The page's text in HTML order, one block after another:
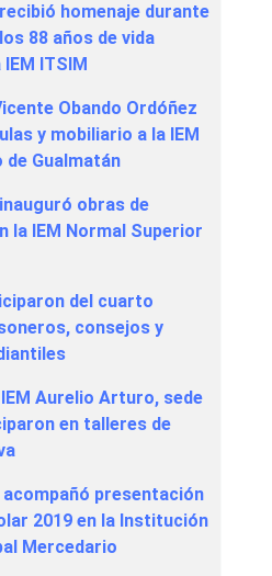
homenaje durante
88 años de vida
ITSIM
Obando Ordóñez
y mobiliario a la IEM
Gualmatán
obras de
la IEM Normal Superior
del cuarto
consejos y
Aurelio Arturo, sede
en talleres de
presentación
2019 en la Institución
Mercedario